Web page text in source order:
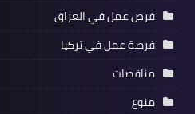
فرص عمل في العراق
فرصة عمل في تركيا
مناقصات
منوع